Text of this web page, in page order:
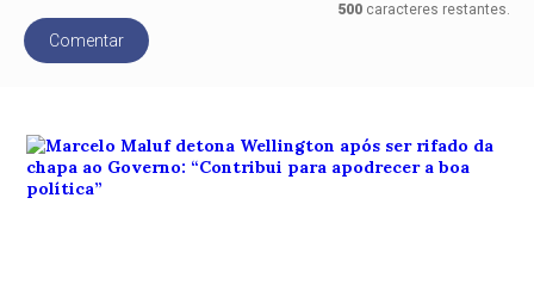
500caracteres restantes.
Comentar